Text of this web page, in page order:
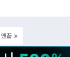
맨끝